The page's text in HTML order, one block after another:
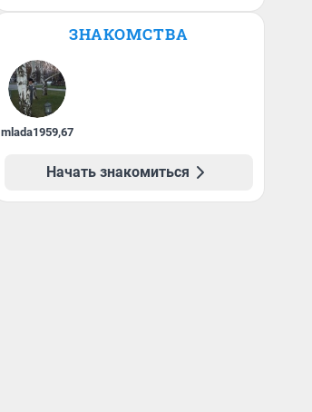
ЗНАКОМСТВА
mlada1959,67
Начать знакомиться